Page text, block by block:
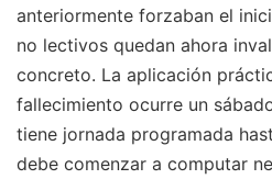
anteriormente forzaban el
no lectivos quedan ahora
concreto. La aplicación
fallecimiento ocurre un
tiene jornada programada
debe comenzar a computar